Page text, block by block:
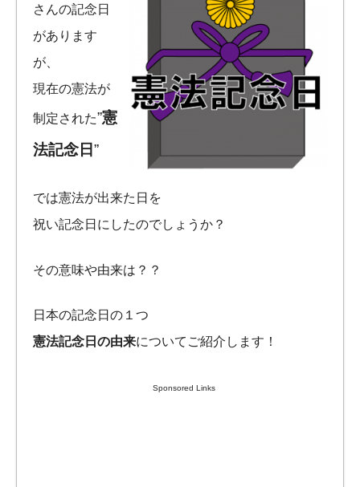
さんの記念日
があります
が、
現在の憲法が
制定された”憲
法記念日”
では憲法が出来た日を
祝い記念日にしたのでしょうか？
その意味や由来は？？
日本の記念日の１つ
憲法記念日の由来についてご紹介します！
Sponsored Links